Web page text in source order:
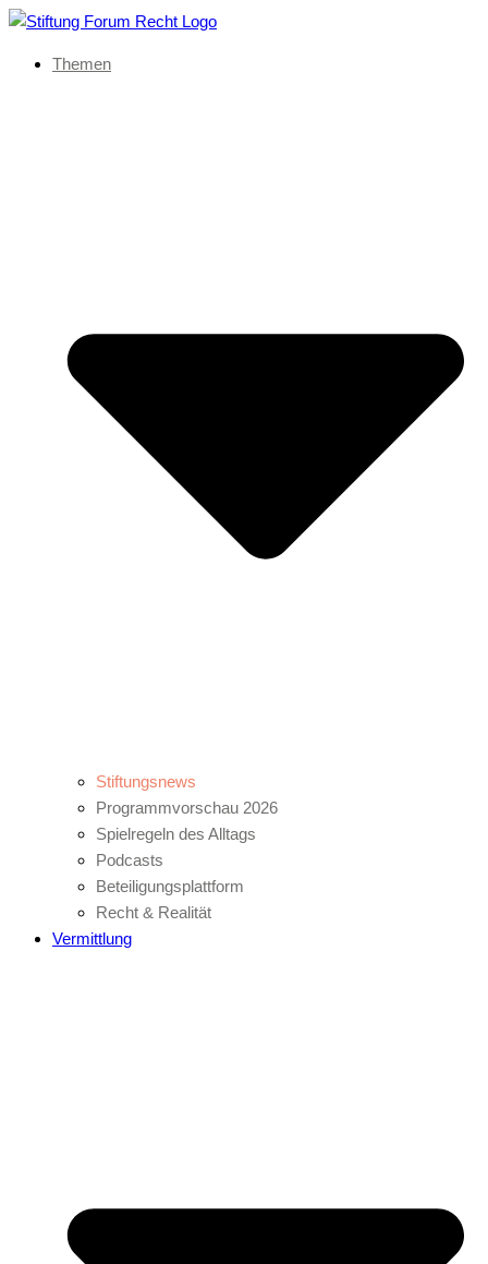
Themen
Stiftungsnews
Programmvorschau 2026
Spielregeln des Alltags
Podcasts
Beteiligungsplattform
Recht & Realität
Vermittlung